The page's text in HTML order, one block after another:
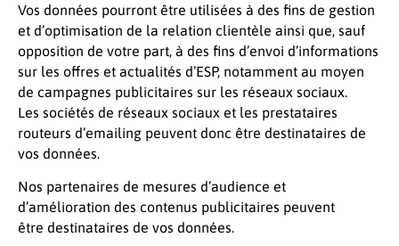
Vos données pourront être utilisées à des fins de gestion
et d’optimisation de la relation clientèle ainsi que, sauf
opposition de votre part, à des fins d’envoi d’informations
sur les offres et actualités d’ESP, notamment au moyen
de campagnes publicitaires sur les réseaux sociaux.
Les sociétés de réseaux sociaux et les prestataires
routeurs d’emailing peuvent donc être destinataires de
vos données.
Nos partenaires de mesures d’audience et
d’amélioration des contenus publicitaires peuvent
être destinataires de vos données.